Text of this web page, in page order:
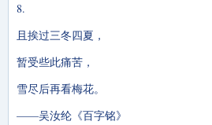
8.
且挨过三冬四夏，
暂受些此痛苦，
雪尽后再看梅花。
——吴汝纶《百字铭》